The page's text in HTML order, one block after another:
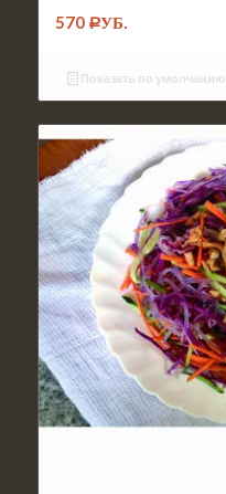
570 РУБ.
Показать по умолчанию